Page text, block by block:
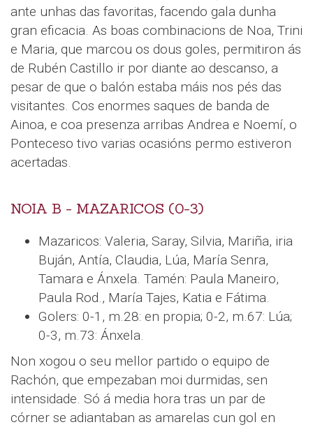
ante unhas das favoritas, facendo gala dunha
gran eficacia. As boas combinacions de Noa, Trini
e Maria, que marcou os dous goles, permitiron ás
de Rubén Castillo ir por diante ao descanso, a
pesar de que o balón estaba máis nos pés das
visitantes. Cos enormes saques de banda de
Ainoa, e coa presenza arribas Andrea e Noemí, o
Ponteceso tivo varias ocasións permo estiveron
acertadas.
NOIA B - MAZARICOS (0-3)
Mazaricos: Valeria, Saray, Silvia, Mariña, iria
Buján, Antía, Claudia, Lúa, María Senra,
Tamara e Ánxela. Tamén: Paula Maneiro,
Paula Rod., María Tajes, Katia e Fátima.
Golers: 0-1, m.28: en propia; 0-2, m.67: Lúa;
0-3, m.73: Ánxela.
Non xogou o seu mellor partido o equipo de
Rachón, que empezaban moi durmidas, sen
intensidade. Só á media hora tras un par de
córner se adiantaban as amarelas cun gol en